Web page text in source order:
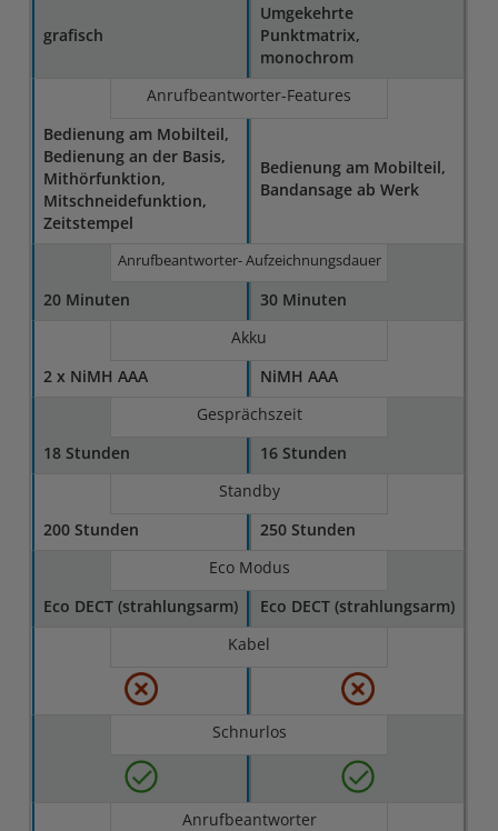
grafisch
Umgekehrte
Punktmatrix,
monochrom
Anrufbeantworter-Features
Bedienung am Mobilteil,
Bedienung an der Basis,
Mithörfunktion,
Mitschneidefunktion,
Zeitstempel
Bedienung am Mobilteil,
Bandansage ab Werk
Anrufbeantworter- Aufzeichnungsdauer
20 Minuten
30 Minuten
Akku
2 x NiMH AAA
NiMH AAA
Gesprächszeit
18 Stunden
16 Stunden
Standby
200 Stunden
250 Stunden
Eco Modus
Eco DECT (strahlungsarm)
Eco DECT (strahlungsarm)
Kabel
Schnurlos
Anrufbeantworter